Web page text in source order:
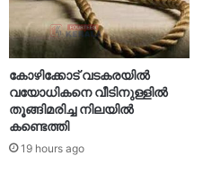
കോഴിക്കോട് വടകരയിൽ
വയോധികനെ വീടിനുള്ളിൽ
തൂങ്ങിമരിച്ച നിലയിൽ
കണ്ടെത്തി
19 hours ago